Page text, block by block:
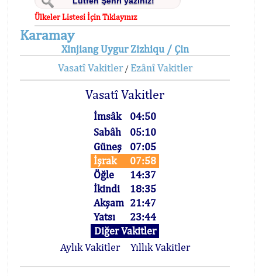
Ülkeler Listesi İçin Tıklayınız
Karamay
Xinjiang Uygur Zizhiqu / Çin
Vasatî Vakitler/ Ezânî Vakitler
Vasatî Vakitler
İmsâk
04:50
Sabâh
05:10
Güneş
07:05
İşrak
07:58
Öğle
14:37
İkindi
18:35
Akşam 21:47
Yatsı
23:44
Diğer Vakitler
Aylık Vakitler
Yıllık Vakitler